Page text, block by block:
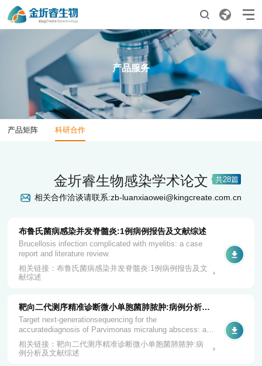
01
首页 产品服务
产品矩阵
科研合作
03
发展历程
企业文化
合作伙伴
04
行业资讯
校园招聘
06
联系我们
产品服务
产品矩阵 科研合作
金圻睿生物感染学术论文 共28篇
相关合作洽谈请联系:zb-luanxiaowei@kingcreate.com.cn
布鲁氏菌病感染并发脊髓炎:1例病例报告及文献综述
Brucellosis infection complicated with myelitis: a case
report and literature review.
相关链接：布鲁氏菌病感染并发脊髓炎:1例病例报告及文
献综述
靶向二代测序精准诊断微小单胞菌肺脓肿:病例分析及
文献综述
Target next-generationsequencing for the
accuratediagnosis of Parvimonas micralung abscess: a
case series andliterature revie...
相关链接：靶向二代测序精准诊断微小单胞菌肺脓肿:病
例分析及文献综述